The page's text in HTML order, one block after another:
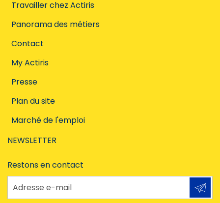
Travailler chez Actiris
Panorama des métiers
Contact
My Actiris
Presse
Plan du site
Marché de l'emploi
NEWSLETTER
Restons en contact
Adresse e-mail